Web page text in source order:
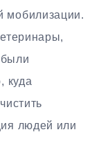
мобилизации.
куда
людей или